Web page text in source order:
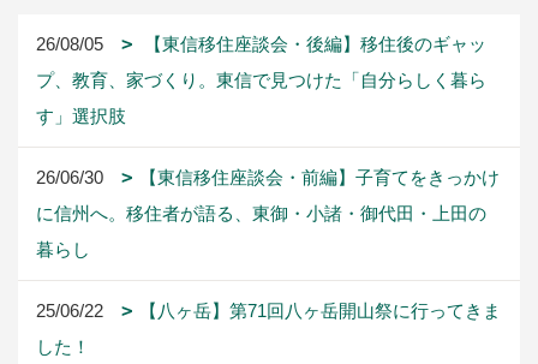
26/08/05
【東信移住座談会・後編】移住後のギャッ
プ、教育、家づくり。東信で見つけた「自分らしく暮ら
す」選択肢
26/06/30
【東信移住座談会・前編】子育てをきっかけ
に信州へ。移住者が語る、東御・小諸・御代田・上田の
暮らし
25/06/22
【八ヶ岳】第71回八ヶ岳開山祭に行ってきま
した！